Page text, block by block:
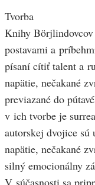
Tvorba
Knihy
postavami a
písaní cítiť talent a
napätie, nečakané
previazané do
v ich tvorbe je
autorskej dvojice
napätie, nečakané
silný emocionálny